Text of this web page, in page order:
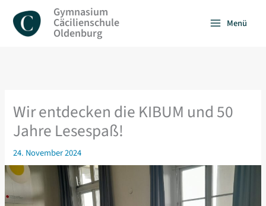
Inhalt
springen
Gymnasium
Cäcilienschule
Oldenburg
Menü
Wir entdecken die KIBUM und 50
Jahre Lesespaß!
24. November 2024